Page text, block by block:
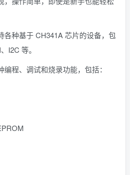
各种基于 CH341A 芯片的设备，包
I2C 等。
编程、调试和烧录功能，包括：